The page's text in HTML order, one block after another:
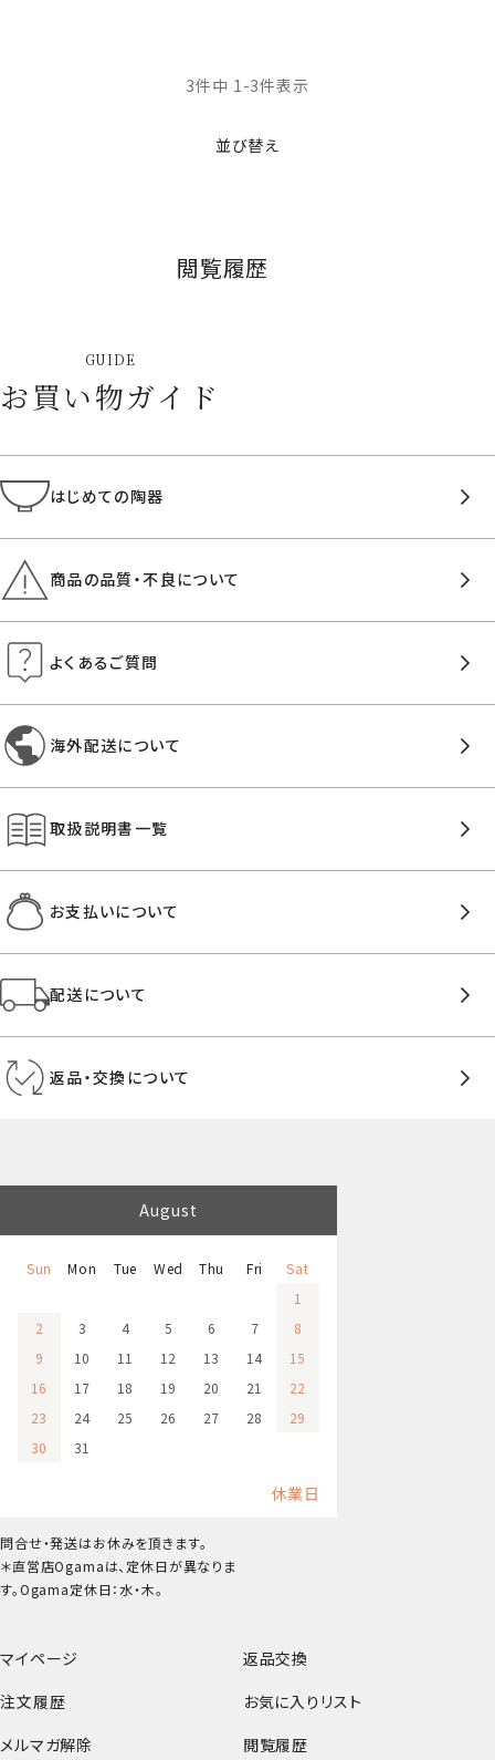
並び替え
3件中 1-3件表示
閲覧履歴
GUIDE
お買い物ガイド
はじめての陶器
商品の品質・不良について
よくあるご質問
海外配送について
取扱説明書一覧
お支払いについて
配送について
返品・交換について
マイページ
返品交換
注文履歴
お気に入りリスト
メルマガ解除
閲覧履歴
August
Sun Mon Tue Wed Thu Fri
Sat
1
2
3 4 5 6 7
8
9
10 11 12 13 14
15
16
17 18 19 20 21
22
23
24 25 26 27 28
29
30
31
休業日
問合せ・発送はお休みを頂きます。
＊直営店Ogamaは、定休日が異なりま
す。Ogama定休日：水・木。